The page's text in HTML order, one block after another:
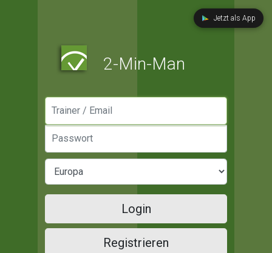
Jetzt als App
2-Min-Man
Login
Registrieren